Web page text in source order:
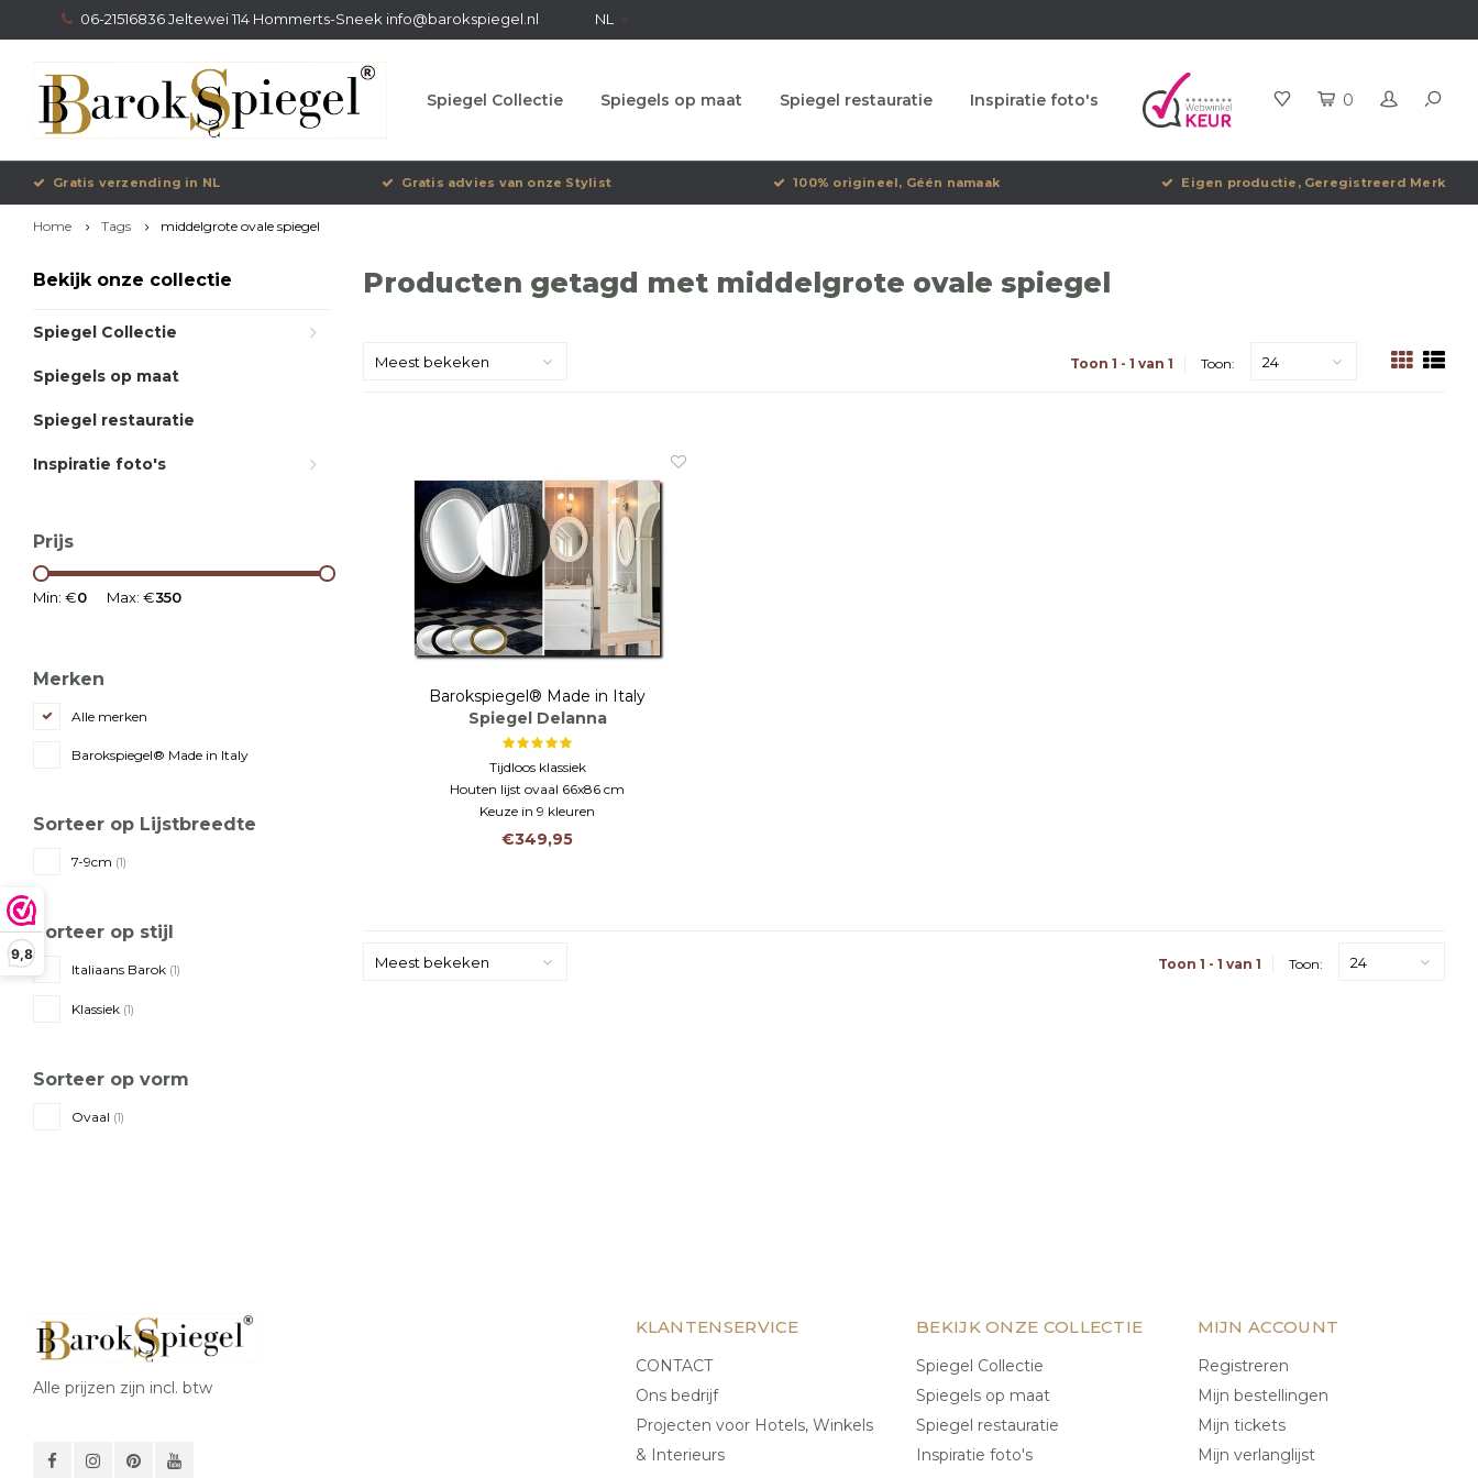
9,8
06-21516836 Jeltewei 114 Hommerts-Sneek info@barokspiegel.nl NL
Spiegel Collectie Spiegels op maat Spiegel restauratie Inspiratie foto's 0
Gratis verzending in NL Gratis advies van onze Stylist 100% origineel, Géén namaak Eigen productie, Geregistreerd Merk
Home Tags middelgrote ovale spiegel
Bekijk onze collectie
Spiegel Collectie
Spiegels op maat
Spiegel restauratie
Inspiratie foto's
Prijs
Min: €0 Max: €350
Merken
Alle merken
Barokspiegel® Made in Italy
Sorteer op Lijstbreedte
7-9cm (1)
Sorteer op stijl
Italiaans Barok (1)
Klassiek (1)
Sorteer op vorm
Ovaal (1)
Producten getagd met middelgrote ovale spiegel
Meest bekeken Toon 1 - 1 van 1 Toon: 24
Barokspiegel® Made in Italy
Spiegel Delanna
Tijdloos klassiek
Houten lijst ovaal 66x86 cm
Keuze in 9 kleuren
€349,95
Meest bekeken Toon 1 - 1 van 1 Toon: 24
Alle prijzen zijn incl. btw
KLANTENSERVICE
CONTACT
Ons bedrijf
Projecten voor Hotels, Winkels
& Interieurs
BEKIJK ONZE COLLECTIE
Spiegel Collectie
Spiegels op maat
Spiegel restauratie
Inspiratie foto's
MIJN ACCOUNT
Registreren
Mijn bestellingen
Mijn tickets
Mijn verlanglijst